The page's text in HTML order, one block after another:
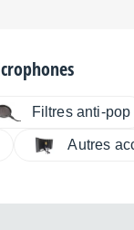
Filtres anti-pop
Autres